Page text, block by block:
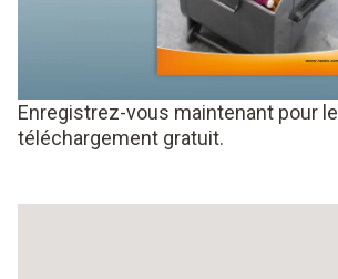
Enregistrez-vous maintenant pour le
téléchargement gratuit.